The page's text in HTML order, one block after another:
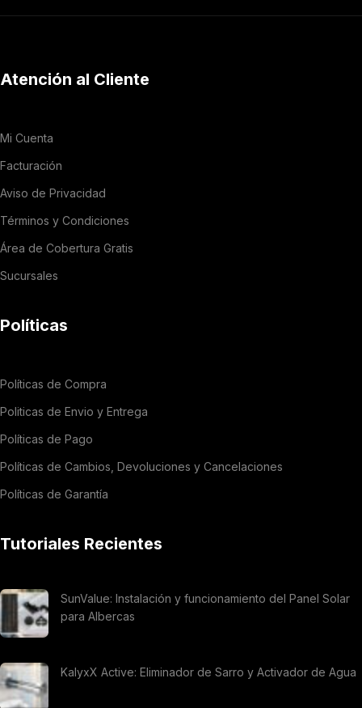
Atención al Cliente
Mi Cuenta
Facturación
Aviso de Privacidad
Términos y Condiciones
Área de Cobertura Gratis
Sucursales
Políticas
Políticas de Compra
Politicas de Envio y Entrega
Políticas de Pago
Políticas de Cambios, Devoluciones y Cancelaciones
Políticas de Garantía
Tutoriales Recientes
SunValue: Instalación y funcionamiento del Panel Solar
para Albercas
KalyxX Active: Eliminador de Sarro y Activador de Agua